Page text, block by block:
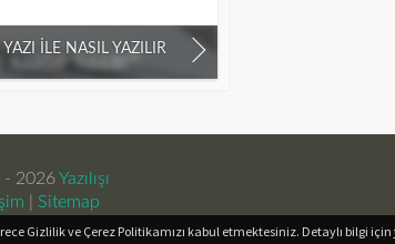
İLE NASIL YAZILIR
- 2026Yazılışı
Sitemap
Gizlilik ve Çerez Politikamızı kabul etmektesiniz. Detaylı bilgi için